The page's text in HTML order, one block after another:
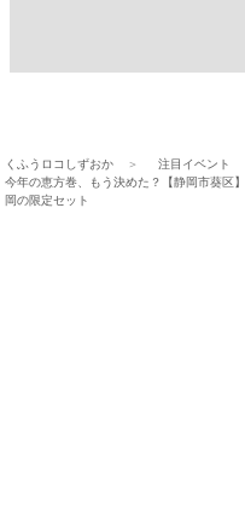
くふうロコしずおか
注目イベント
今年の恵方巻、もう決めた？【静岡市葵区
岡の限定セット